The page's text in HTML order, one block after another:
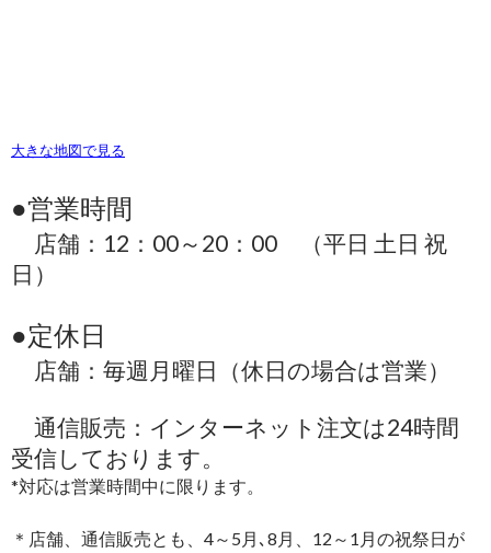
大きな地図で見る
●営業時間
店舗：12：00～20：00 （平日 土日 祝
日）
●定休日
店舗：毎週月曜日（休日の場合は営業）
通信販売：インターネット注文は24時間
受信しております。
*対応は営業時間中に限ります。
＊店舗、通信販売とも、4～5月､8月、12～1月の祝祭日が